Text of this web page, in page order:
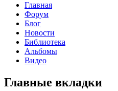
Главная
Форум
Блог
Новости
Библиотека
Альбомы
Видео
Главные вкладки